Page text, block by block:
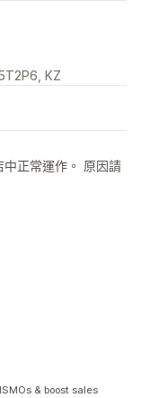
KZ
正常運作。 原因請
& boost sales